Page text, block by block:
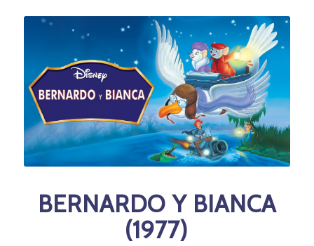
BERNARDO Y BIANCA
(1977)